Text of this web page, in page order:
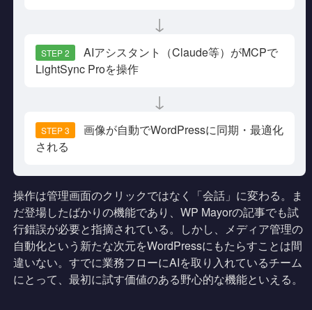
↓
STEP 2
AIアシスタント（Claude等）がMCPで
LightSync Proを操作
↓
STEP 3
画像が自動でWordPressに同期・最適化
される
操作は管理画面のクリックではなく「会話」に変わる。ま
だ登場したばかりの機能であり、WP Mayorの記事でも試
行錯誤が必要と指摘されている。しかし、メディア管理の
自動化という新たな次元をWordPressにもたらすことは間
違いない。すでに業務フローにAIを取り入れているチーム
にとって、最初に試す価値のある野心的な機能といえる。